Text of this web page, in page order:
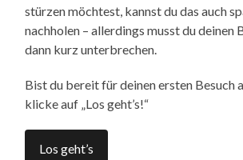
stürzen möchtest, kannst du das auch
nachholen – allerdings musst du deinen
dann kurz unterbrechen.
Bist du bereit für deinen ersten Besuch
klicke auf „Los geht’s!“
Los geht’s